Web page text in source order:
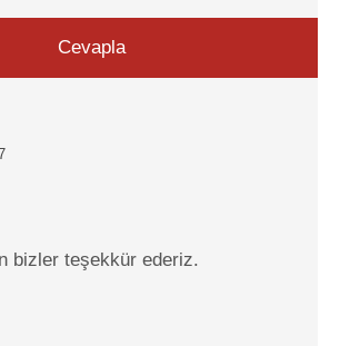
Cevapla
bizler teşekkür ederiz.